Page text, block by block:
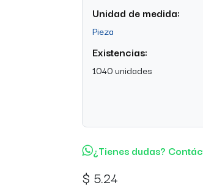
Unidad de medida:
Pieza
Existencias:
1040 unidades
¿Tienes dudas?
$ 5.24